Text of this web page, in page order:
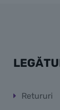
Retururi